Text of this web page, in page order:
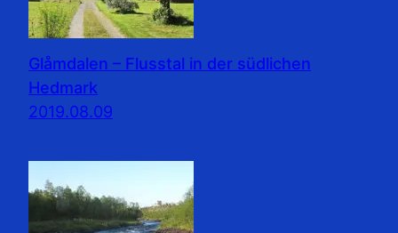
Glåmdalen – Flusstal in der südlichen
Hedmark
2019.08.09